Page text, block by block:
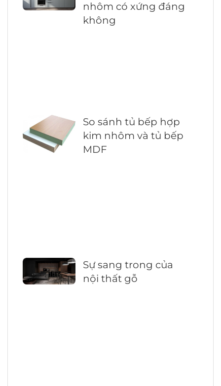
nhôm có xứng đáng
không
So sánh tủ bếp hợp
kim nhôm và tủ bếp
MDF
Sự sang trong của
nội thất gỗ